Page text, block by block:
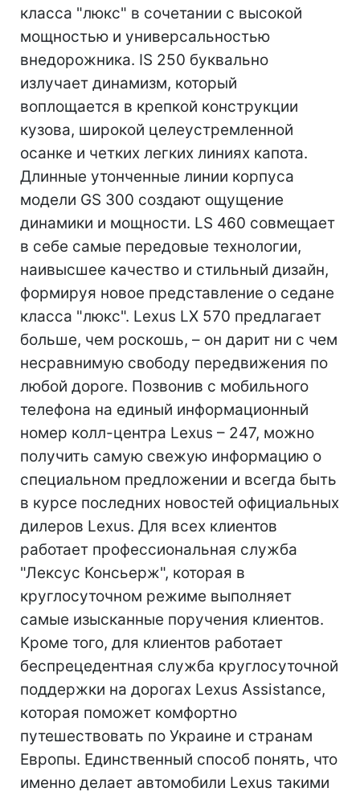
класса "люкс" в сочетании с высокой
мощностью и универсальностью
внедорожника. IS 250 буквально
излучает динамизм, который
воплощается в крепкой конструкции
кузова, широкой целеустремленной
осанке и четких легких линиях капота.
Длинные утонченные линии корпуса
модели GS 300 создают ощущение
динамики и мощности. LS 460 совмещает
в себе самые передовые технологии,
наивысшее качество и стильный дизайн,
формируя новое представление о седане
класса "люкс". Lexus LX 570 предлагает
больше, чем роскошь, – он дарит ни с чем
несравнимую свободу передвижения по
любой дороге. Позвонив с мобильного
телефона на единый информационный
номер колл-центра Lexus – 247, можно
получить самую свежую информацию о
специальном предложении и всегда быть
в курсе последних новостей официальных
дилеров Lexus. Для всех клиентов
работает профессиональная служба
"Лексус Консьерж", которая в
круглосуточном режиме выполняет
самые изысканные поручения клиентов.
Кроме того, для клиентов работает
беспрецедентная служба круглосуточной
поддержки на дорогах Lexus Assistance,
которая поможет комфортно
путешествовать по Украине и странам
Европы. Единственный способ понять, что
именно делает автомобили Lexus такими